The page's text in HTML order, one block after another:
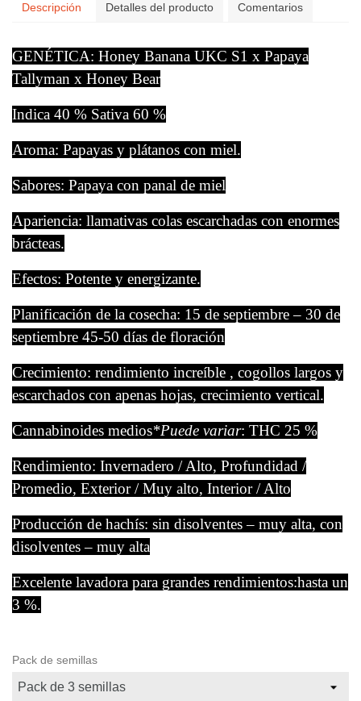
Descripción Detalles del producto Comentarios
GENÉTICA: Honey Banana UKC S1 x Papaya
Tallyman x Honey Bear
Indica 40 % Sativa 60 %
Aroma: Papayas y plátanos con miel.
Sabores: Papaya con panal de miel
Apariencia: llamativas colas escarchadas con enormes
brácteas.
Efectos: Potente y energizante.
Planificación de la cosecha: 15 de septiembre – 30 de
septiembre 45-50 días de floración
Crecimiento: rendimiento increíble , cogollos largos y
escarchados con apenas hojas, crecimiento vertical.
Cannabinoides medios*Puede variar: THC 25 %
Rendimiento: Invernadero / Alto, Profundidad /
Promedio, Exterior / Muy alto, Interior / Alto
Producción de hachís: sin disolventes – muy alta, con
disolventes – muy alta
Excelente lavadora para grandes rendimientos:hasta un
3 %.
Pack de semillas